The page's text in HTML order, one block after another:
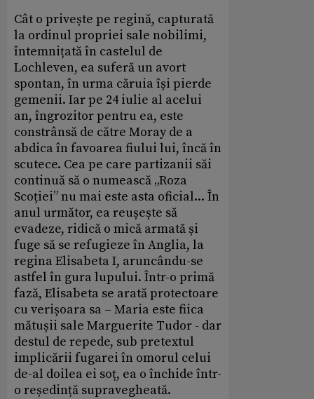
Cât o privește pe regină, capturată
la ordinul propriei sale nobilimi,
întemnițată în castelul de
Lochleven, ea suferă un avort
spontan, în urma căruia își pierde
gemenii. Iar pe 24 iulie al acelui
an, îngrozitor pentru ea, este
constrânsă de către Moray de a
abdica în favoarea fiului lui, încă în
scutece. Cea pe care partizanii săi
continuă să o numească „Roza
Scoției” nu mai este asta oficial... În
anul următor, ea reușește să
evadeze, ridică o mică armată și
fuge să se refugieze în Anglia, la
regina Elisabeta I, aruncându-se
astfel în gura lupului. Într-o primă
fază, Elisabeta se arată protectoare
cu verișoara sa – Maria este fiica
mătușii sale Marguerite Tudor - dar
destul de repede, sub pretextul
implicării fugarei în omorul celui
de-al doilea ei soț, ea o închide într-
o reședință supravegheată.